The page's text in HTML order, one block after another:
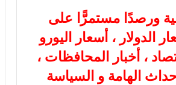
ورصدًا مستمرًّا على
الدولار ، أسعار اليورو
، أخبار المحافظات ،
الهامة و السياسة